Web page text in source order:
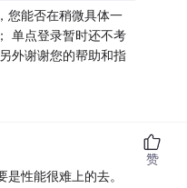
您能否在稍微具体一
单点登录暂时还不考
外谢谢您的帮助和指
性能很难上的去。
赞